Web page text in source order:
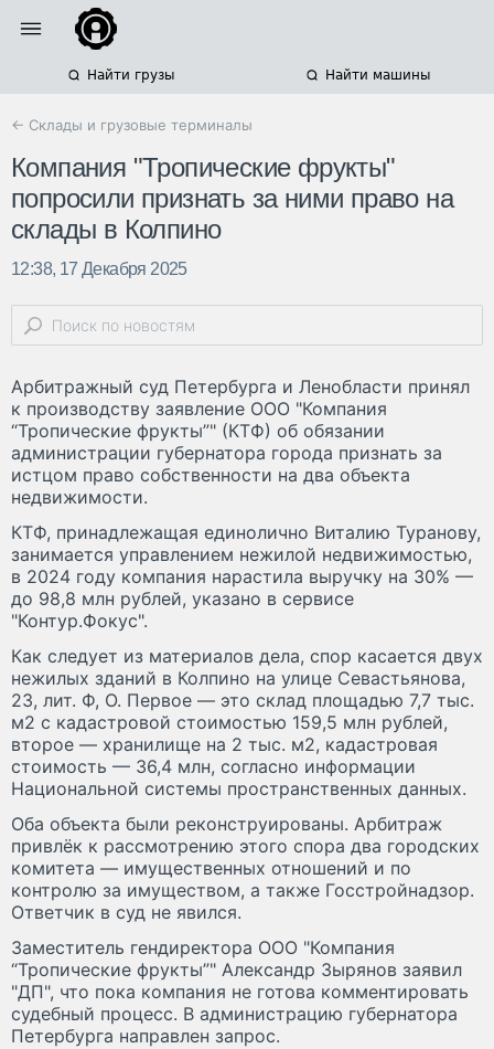
Найти грузы Найти машины
← Склады и грузовые терминалы
Компания "Тропические фрукты"
попросили признать за ними право на
склады в Колпино
12:38, 17 Декабря 2025
Арбитражный суд Петербурга и Ленобласти принял
к производству заявление ООО "Компания
“Тропические фрукты”" (КТФ) об обязании
администрации губернатора города признать за
истцом право собственности на два объекта
недвижимости.
КТФ, принадлежащая единолично Виталию Туранову,
занимается управлением нежилой недвижимостью,
в 2024 году компания нарастила выручку на 30% —
до 98,8 млн рублей, указано в сервисе
"Контур.Фокус".
Как следует из материалов дела, спор касается двух
нежилых зданий в Колпино на улице Севастьянова,
23, лит. Ф, О. Первое — это склад площадью 7,7 тыс.
м2 с кадастровой стоимостью 159,5 млн рублей,
второе — хранилище на 2 тыс. м2, кадастровая
стоимость — 36,4 млн, согласно информации
Национальной системы пространственных данных.
Оба объекта были реконструированы. Арбитраж
привлёк к рассмотрению этого спора два городских
комитета — имущественных отношений и по
контролю за имуществом, а также Госстройнадзор.
Ответчик в суд не явился.
Заместитель гендиректора ООО "Компания
“Тропические фрукты”" Александр Зырянов заявил
"ДП", что пока компания не готова комментировать
судебный процесс. В администрацию губернатора
Петербурга направлен запрос.